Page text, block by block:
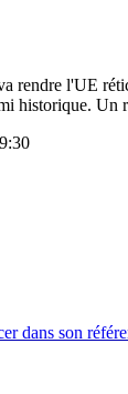
rendre l'UE
historique.
dans son